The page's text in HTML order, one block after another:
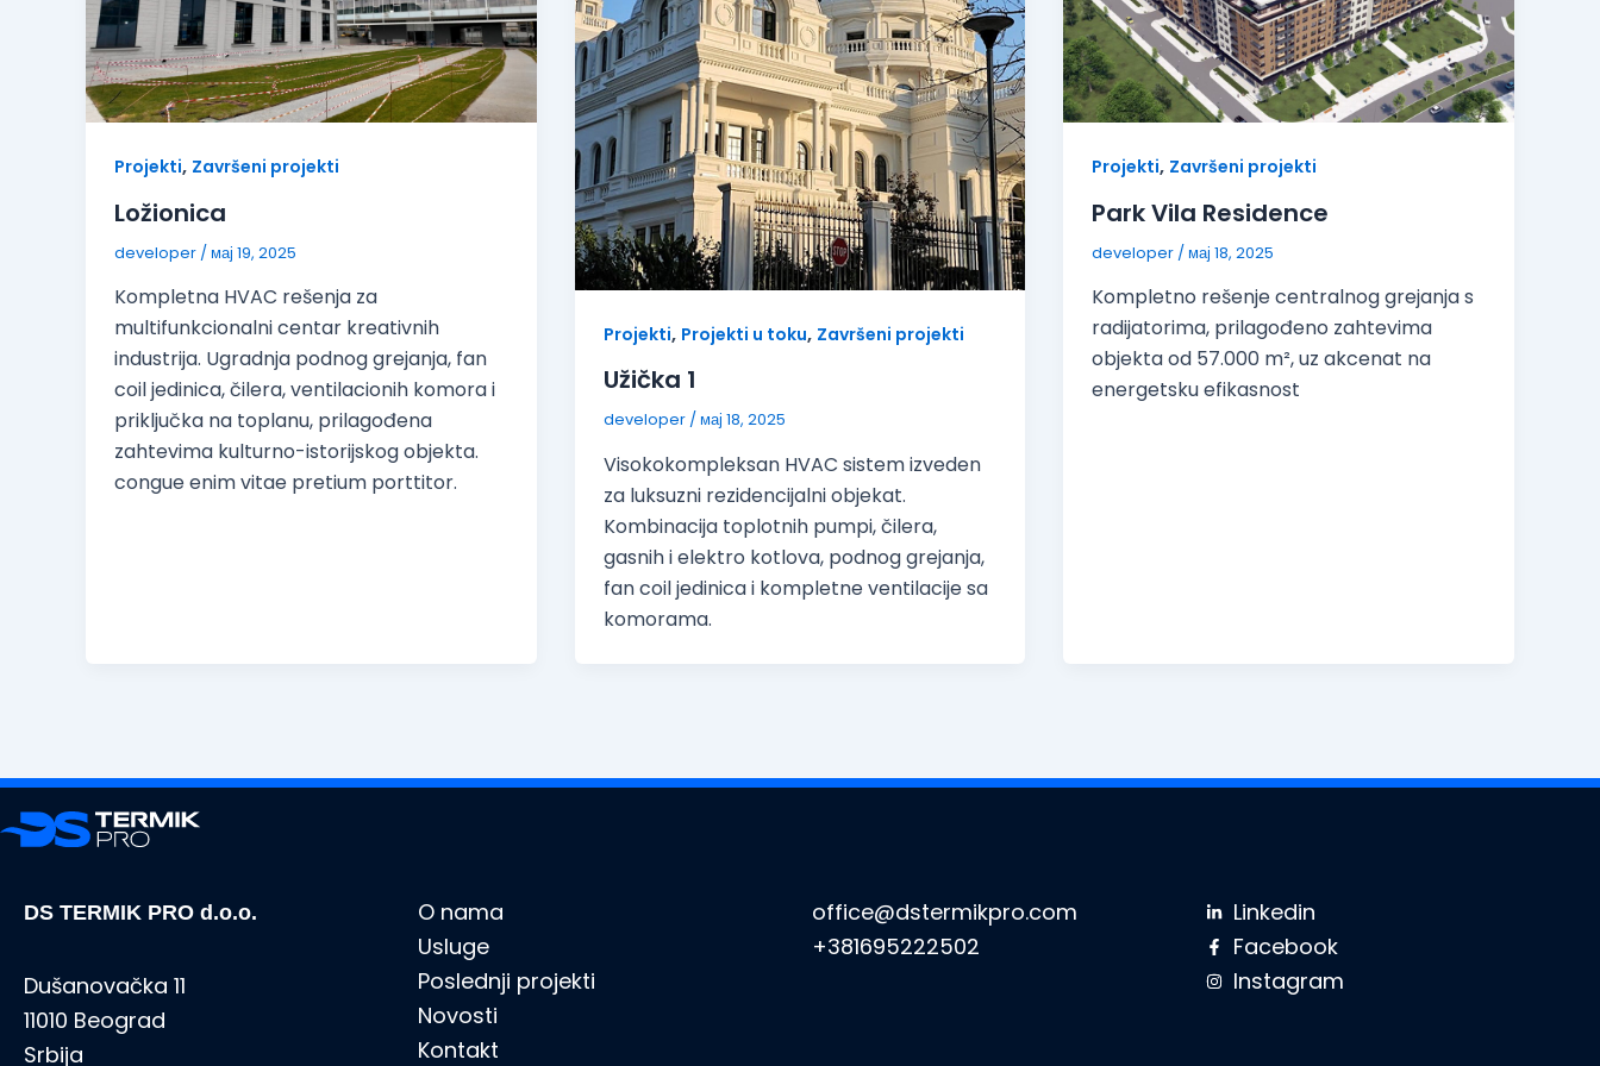
Projekti, Završeni projekti
Ložionica
developer /мај 19, 2025
Kompletna HVAC rešenja za
multifunkcionalni centar kreativnih
industrija. Ugradnja podnog grejanja, fan
coil jedinica, čilera, ventilacionih komora i
priključka na toplanu, prilagođena
zahtevima kulturno-istorijskog objekta.
congue enim vitae pretium porttitor.
Projekti, Projekti u toku, Završeni projekti
Užička 1
developer / мај 18, 2025
Visokokompleksan HVAC sistem izveden
za luksuzni rezidencijalni objekat.
Kombinacija toplotnih pumpi, čilera,
gasnih i elektro kotlova, podnog grejanja,
fan coil jedinica i kompletne ventilacije sa
komorama.
Projekti, Završeni projekti
Park Vila Residence
developer /мај 18, 2025
Kompletno rešenje centralnog grejanja s
radijatorima, prilagođeno zahtevima
objekta od 57.000 m², uz akcenat na
energetsku efikasnost
DS TERMIK PRO d.o.o.
Dušanovačka 11
11010 Beograd
Srbija
O nama
Usluge
Poslednji projekti
Novosti
Kontakt
office@dstermikpro.com
+381695222502
Linkedin
Facebook
Instagram